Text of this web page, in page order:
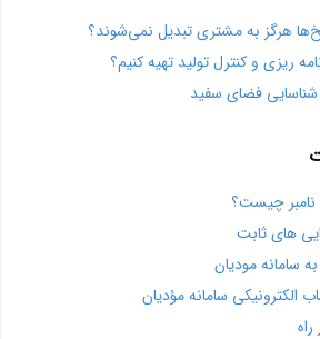
هرگز به مشتری تبدیل نمی‌شوند؟
ریزی و کنترل تولید تهیه کنیم؟
چیست؟
های ثابت
مودیان
سامانه مؤدیان